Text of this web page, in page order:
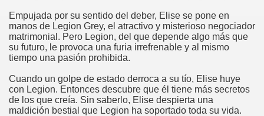
Empujada por su sentido del deber, Elise se pone en
manos de Legion Grey, el atractivo y misterioso negociador
matrimonial. Pero Legion, del que depende algo más que
su futuro, le provoca una furia irrefrenable y al mismo
tiempo una pasión prohibida.
Cuando un golpe de estado derroca a su tío, Elise huye
con Legion. Entonces descubre que él tiene más secretos
de los que creía. Sin saberlo, Elise despierta una
maldición bestial que Legion ha soportado toda su vida.